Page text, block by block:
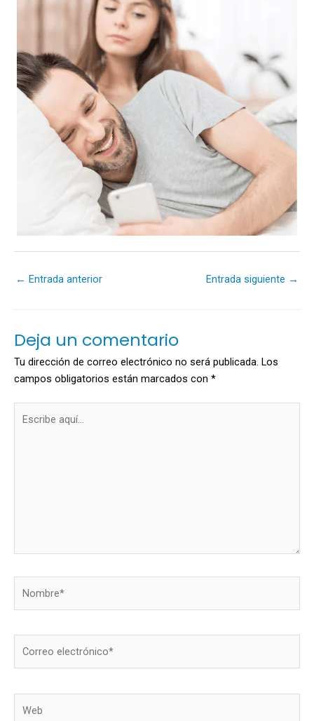
← Entrada anterior Entrada siguiente →
Deja un comentario
Tu dirección de correo electrónico no será publicada. Los
campos obligatorios están marcados con *
aquí...